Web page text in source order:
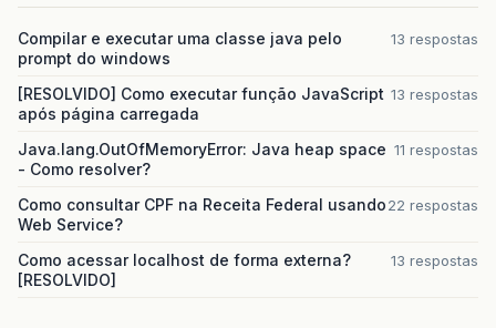
Compilar e executar uma classe java pelo
prompt do windows
13 respostas
[RESOLVIDO] Como executar função JavaScript
após página carregada
13 respostas
Java.lang.OutOfMemoryError: Java heap space
- Como resolver?
11 respostas
Como consultar CPF na Receita Federal usando
Web Service?
22 respostas
Como acessar localhost de forma externa?
[RESOLVIDO]
13 respostas